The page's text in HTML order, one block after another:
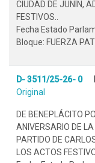
CIUDAD DE JUNÍN,
FESTIVOS..
Fecha Estado
Bloque: FUERZA
D- 3511/25-26- 0
Original
DE BENEPLÁCITO
ANIVERSARIO DE
PARTIDO DE
LOS ACTOS